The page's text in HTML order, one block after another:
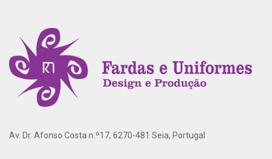
Av. Dr. Afonso Costa n.º17, 6270-481 Seia, Portugal